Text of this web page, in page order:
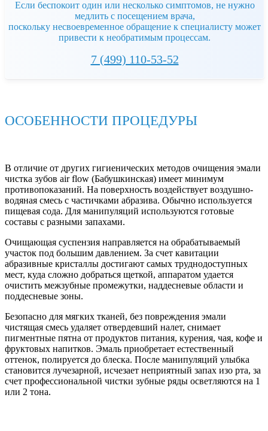
Если беспокоит один или несколько симптомов, не нужно
медлить с посещением врача,
поскольку несвоевременное обращение к специалисту может
привести к необратимым процессам.
7 (499) 110-53-52
ОСОБЕННОСТИ ПРОЦЕДУРЫ
В отличие от других гигиенических методов очищения эмали
чистка зубов air flow (Бабушкинская) имеет минимум
противопоказаний. На поверхность воздействует воздушно-
водяная смесь с частичками абразива. Обычно используется
пищевая сода. Для манипуляций используются готовые
составы с разными запахами.
Очищающая суспензия направляется на обрабатываемый
участок под большим давлением. За счет кавитации
абразивные кристаллы достигают самых труднодоступных
мест, куда сложно добраться щеткой, аппаратом удается
очистить межзубные промежутки, наддесневые области и
поддесневые зоны.
Безопасно для мягких тканей, без повреждения эмали
чистящая смесь удаляет отвердевший налет, снимает
пигментные пятна от продуктов питания, курения, чая, кофе и
фруктовых напитков. Эмаль приобретает естественный
оттенок, полируется до блеска. После манипуляций улыбка
становится лучезарной, исчезает неприятный запах изо рта, за
счет профессиональной чистки зубные ряды осветляются на 1
или 2 тона.